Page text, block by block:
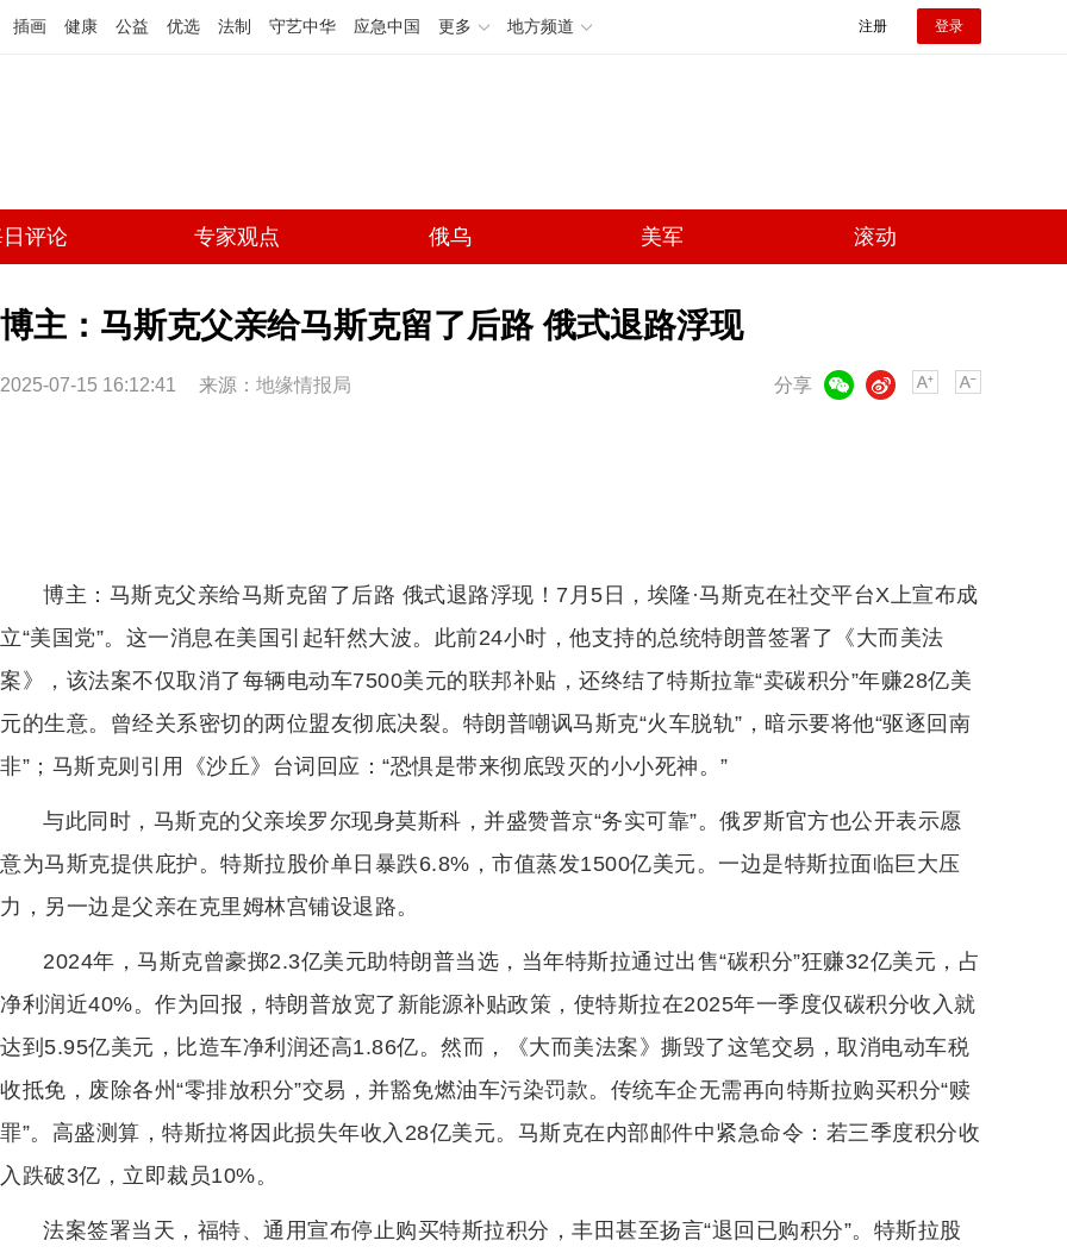
插画 健康 公益 优选 法制 守艺中华 应急中国 更多 地方频道 注册 登录
评论 专家观点 俄乌 美军 滚动
博主：马斯克父亲给马斯克留了后路 俄式退路浮现
2025-07-15 16:12:41 来源： 地缘情报局 分享
微博
博主：马斯克父亲给马斯克留了后路 俄式退路浮现！7月5日，埃隆·马斯克在社交平台X上宣布成
立“美国党”。这一消息在美国引起轩然大波。此前24小时，他支持的总统特朗普签署了《大而美法
案》，该法案不仅取消了每辆电动车7500美元的联邦补贴，还终结了特斯拉靠“卖碳积分”年赚28亿美
元的生意。曾经关系密切的两位盟友彻底决裂。特朗普嘲讽马斯克“火车脱轨”，暗示要将他“驱逐回南
非”；马斯克则引用《沙丘》台词回应：“恐惧是带来彻底毁灭的小小死神。”
与此同时，马斯克的父亲埃罗尔现身莫斯科，并盛赞普京“务实可靠”。俄罗斯官方也公开表示愿
意为马斯克提供庇护。特斯拉股价单日暴跌6.8%，市值蒸发1500亿美元。一边是特斯拉面临巨大压
力，另一边是父亲在克里姆林宫铺设退路。
2024年，马斯克曾豪掷2.3亿美元助特朗普当选，当年特斯拉通过出售“碳积分”狂赚32亿美元，占
净利润近40%。作为回报，特朗普放宽了新能源补贴政策，使特斯拉在2025年一季度仅碳积分收入就
达到5.95亿美元，比造车净利润还高1.86亿。然而，《大而美法案》撕毁了这笔交易，取消电动车税
收抵免，废除各州“零排放积分”交易，并豁免燃油车污染罚款。传统车企无需再向特斯拉购买积分“赎
罪”。高盛测算，特斯拉将因此损失年收入28亿美元。马斯克在内部邮件中紧急命令：若三季度积分收
入跌破3亿，立即裁员10%。
法案签署当天，福特、通用宣布停止购买特斯拉积分，丰田甚至扬言“退回已购积分”。特斯拉股